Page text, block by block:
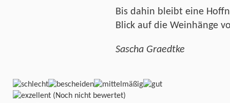
Bis dahin bleibt eine
Blick auf die Weinhänge
Sascha Graedtke
(Noch nicht bewertet)